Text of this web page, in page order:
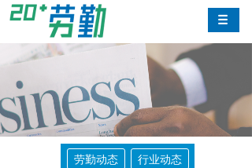
劳勤动态 行业动态